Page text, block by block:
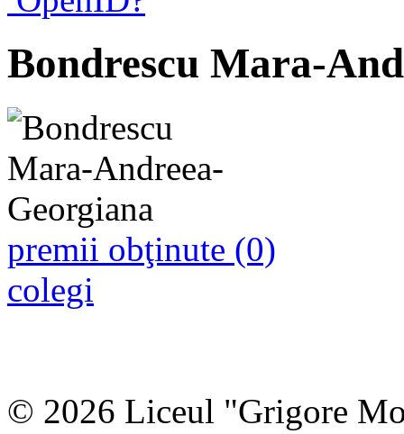
Bondrescu Mara-
premii obţinute (0)
colegi
© 2026 Liceul "Grigore